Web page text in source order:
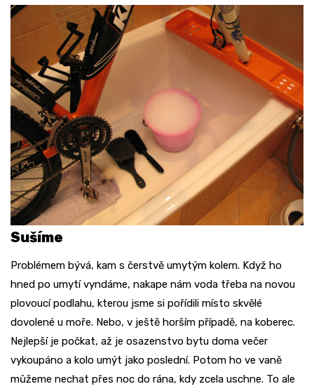
Sušíme
Problémem bývá, kam s čerstvě umytým kolem. Když ho
hned po umytí vyndáme, nakape nám voda třeba na novou
plovoucí podlahu, kterou jsme si pořídili místo skvělé
dovolené u moře. Nebo, v ještě horším případě, na koberec.
Nejlepší je počkat, až je osazenstvo bytu doma večer
vykoupáno a kolo umýt jako poslední. Potom ho ve vaně
můžeme nechat přes noc do rána, kdy zcela uschne. To ale